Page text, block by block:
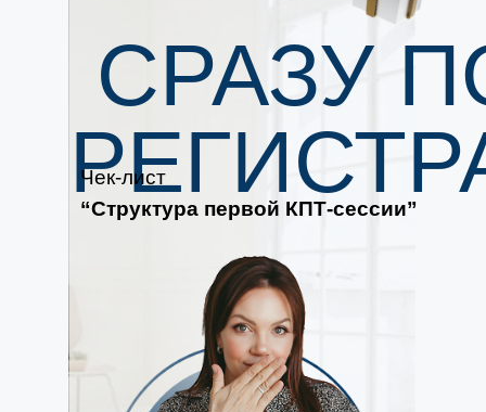
СРАЗУ
Чек-лист
“Структура первой КПТ-сессии”